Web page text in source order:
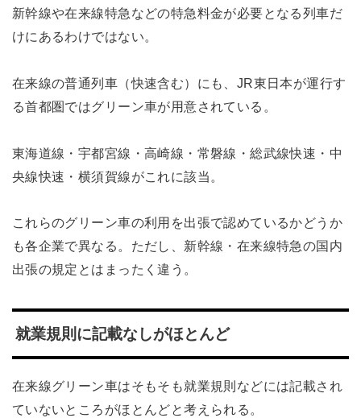
新幹線や在来線特急などの特急料金が必要となる列車だ
けにあるわけではない。
在来線の普通列車（快速含む）にも、JR東日本が運行す
る首都圏ではグリーン車が用意されている。
東海道線・宇都宮線・高崎線・常磐線・総武線快速・中
央線快速・横須賀線がこれに該当。
これらのグリーン車の利用を出張で認めているかどうか
も各企業で異なる。ただし、新幹線・在来線特急の国内
出張の規定とはまったく違う。
就業規則に記載なしがほとんど
在来線グリーン車はそもそも就業規則などには記載され
ていないところがほとんどと考えられる。